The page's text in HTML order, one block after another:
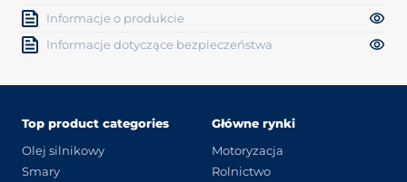
Informacje o produkcie
Informacje dotyczące bezpieczeństwa
Top product categories
Olej silnikowy
Smary
Główne rynki
Motoryzacja
Rolnictwo